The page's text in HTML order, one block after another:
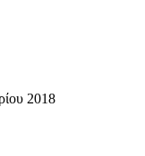
2018